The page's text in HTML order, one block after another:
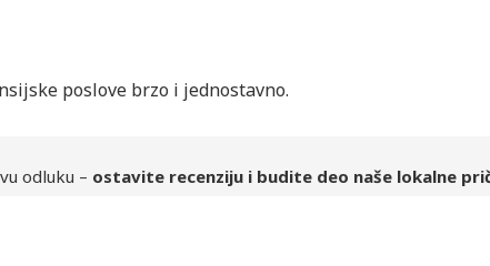
poslove brzo i jednostavno.
odluku – ostavite recenziju i budite deo naše lokalne